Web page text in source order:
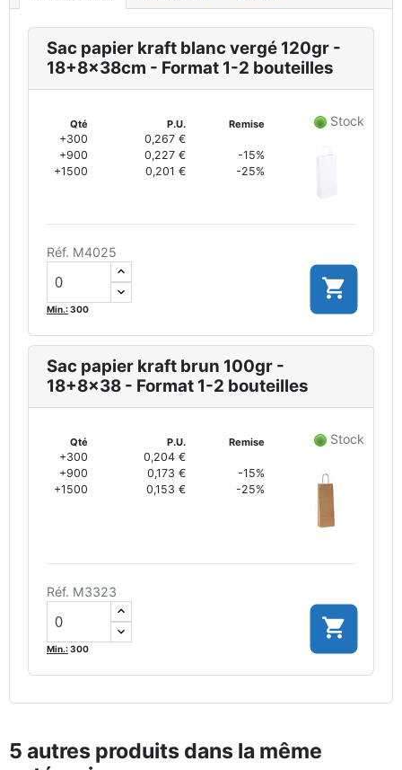
Sac papier kraft blanc vergé 120gr -
18+8x38cm - Format 1-2 bouteilles
Qté P.U. Remise
+300
0,267 €
+900
0,227 €
-15%
+1500
0,201 € -25%
Stock
Réf. M4025
Min.:300

Sac papier kraft brun 100gr -
18+8x38 - Format 1-2 bouteilles
Qté P.U. Remise
+300
0,204 €
+900
0,173 €
-15%
+1500
0,153 € -25%
Stock
Réf. M3323
Min.:300

5 autres produits dans la même